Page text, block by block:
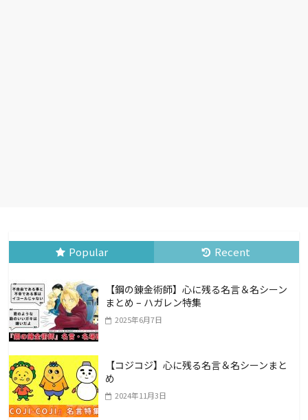
Popular Recent
【鋼の錬金術師】心に残る名言＆名シーン
まとめ – ハガレン特集
2025年6月7日
【コジコジ】心に残る名言＆名シーンまと
め
2024年11月3日